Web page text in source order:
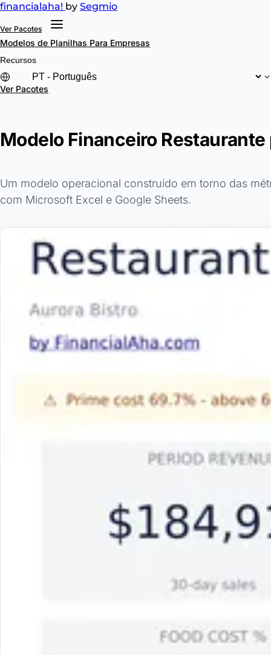
financialaha! by Segmio
Ver Pacotes
Modelos de Planilhas Para Empresas
Recursos
Ver Pacotes
Modelo Financeiro
Um modelo operacional construído em torno das
com Microsoft Excel e Google Sheets.